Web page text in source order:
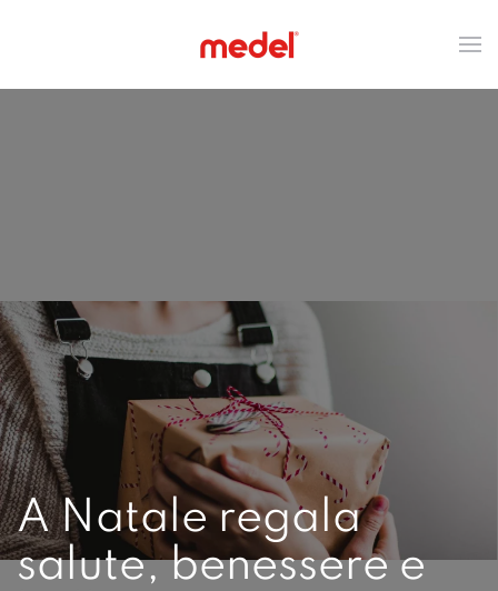
A Natale regala
salute, benessere e